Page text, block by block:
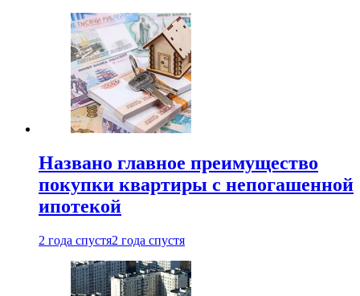
Названо главное преимущество
покупки квартиры с непогашенной
ипотекой
2 года спустя2 года спустя